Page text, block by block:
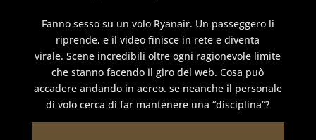
Fanno sesso su un volo Ryanair. Un passeggero li
riprende, e il video finisce in rete e diventa
virale. Scene incredibili oltre ogni ragionevole limite
che stanno facendo il giro del web. Cosa può
accadere andando in aereo. se neanche il personale
di volo cerca di far mantenere una “disciplina”?